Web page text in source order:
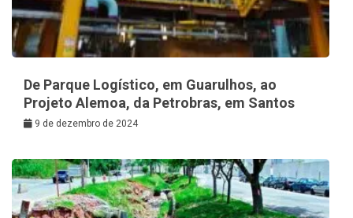
De Parque Logístico, em Guarulhos, ao
Projeto Alemoa, da Petrobras, em Santos
9 de dezembro de 2024